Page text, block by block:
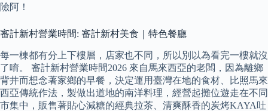
險阿！
審計新村營業時間: 審計新村美食｜特色餐廳
每一棟都有分上下樓層，店家也不同，所以別以為看完一樓就沒
了唷。 審計新村營業時間2026 來自馬來西亞的老闆，因為離鄉
背井而想念著家鄉的早餐，決定運用臺灣在地的食材、比照馬來
西亞傳統作法，製做出道地的南洋料理，經營起攤位遊走在不同
市集中，販售著貼心減糖的經典拉茶、清爽酥香的炭烤KAYA吐